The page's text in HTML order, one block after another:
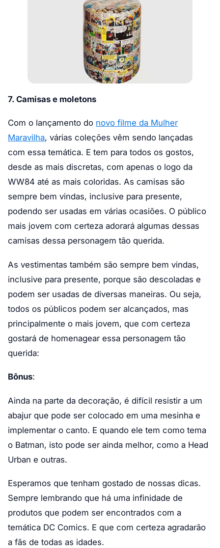
7. Camisas e moletons
Com o lançamento do novo filme da Mulher
Maravilha, várias coleções vêm sendo lançadas
com essa temática. E tem para todos os gostos,
desde as mais discretas, com apenas o logo da
WW84 até as mais coloridas. As camisas são
sempre bem vindas, inclusive para presente,
podendo ser usadas em várias ocasiões. O público
mais jovem com certeza adorará algumas dessas
camisas dessa personagem tão querida.
As vestimentas também são sempre bem vindas,
inclusive para presente, porque são descoladas e
podem ser usadas de diversas maneiras. Ou seja,
todos os públicos podem ser alcançados, mas
principalmente o mais jovem, que com certeza
gostará de homenagear essa personagem tão
querida:
Bônus:
Ainda na parte da decoração, é difícil resistir a um
abajur que pode ser colocado em uma mesinha e
implementar o canto. E quando ele tem como tema
o Batman, isto pode ser ainda melhor, como a Head
Urban e outras.
Esperamos que tenham gostado de nossas dicas.
Sempre lembrando que há uma infinidade de
produtos que podem ser encontrados com a
temática DC Comics. E que com certeza agradarão
a fãs de todas as idades.